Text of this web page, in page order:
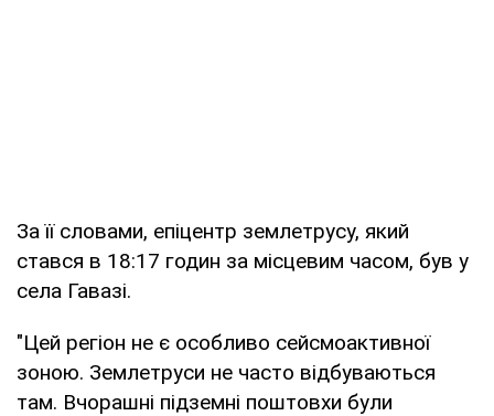
За її словами, епіцентр землетрусу, який
стався в 18:17 годин за місцевим часом, був у
села Гавазі.
"Цей регіон не є особливо сейсмоактивної
зоною. Землетруси не часто відбуваються
там. Вчорашні підземні поштовхи були